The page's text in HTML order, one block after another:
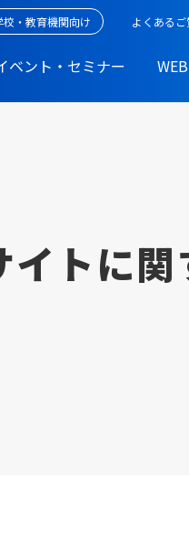
校・教育機関向け よくある
ベント・セミナー
イトに